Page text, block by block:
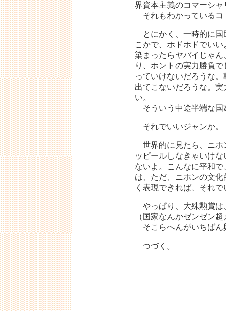
界資本主義のコマーシ
それもわかっているコ
とにかく、一時的に国
こかで、ホドホドでい
染まったらヤバイじゃ
り、ホントの実力勝負
っていけないだろうな
出てこないだろうな。
い。
そういう中途半端な国
それでいいジャンか。
世界的に見たら、ニホ
ッピールしなきゃいけ
ないよ。こんなに平和
は、ただ、ニホンの文
く表現できれば、それ
やっぱり、大殊勲賞
（国家なんかゼンゼン
そこらへんがいちばん
つづく。